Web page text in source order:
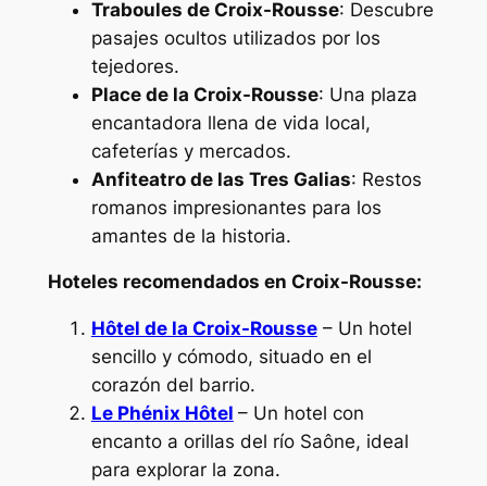
Traboules de Croix-Rousse: Descubre
pasajes ocultos utilizados por los
tejedores.
Place de la Croix-Rousse: Una plaza
encantadora llena de vida local,
cafeterías y mercados.
Anfiteatro de las Tres Galias: Restos
romanos impresionantes para los
amantes de la historia.
Hoteles recomendados en Croix-Rousse:
Hôtel de la Croix-Rousse– Un hotel
sencillo y cómodo, situado en el
corazón del barrio.
Le Phénix Hôtel – Un hotel con
encanto a orillas del río Saône, ideal
para explorar la zona.